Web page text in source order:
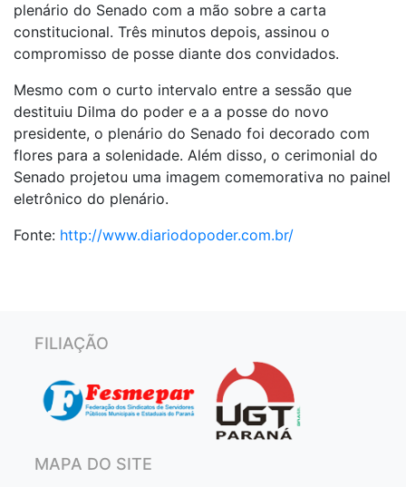
plenário do Senado com a mão sobre a carta
constitucional. Três minutos depois, assinou o
compromisso de posse diante dos convidados.
Mesmo com o curto intervalo entre a sessão que
destituiu Dilma do poder e a a posse do novo
presidente, o plenário do Senado foi decorado com
flores para a solenidade. Além disso, o cerimonial do
Senado projetou uma imagem comemorativa no painel
eletrônico do plenário.
Fonte: http://www.diariodopoder.com.br/
FILIAÇÃO
MAPA DO SITE